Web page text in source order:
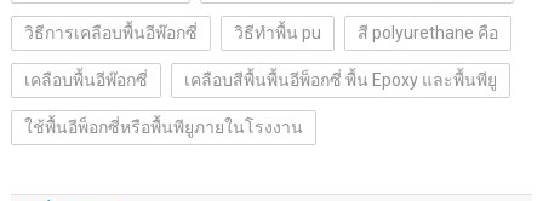
วิธีการเคลือบพื้นอีพ๊อกซี่ วิธีทำพื้น pu สี polyurethane คือ
เคลือบพื้นอีพ๊อกซี่ เคลือบสีพื้นพื้นอีพ็อกซี่ พื้น Epoxy และพื้นพียู
ใช้พื้นอีพ็อกซี่หรือพื้นพียูภายในโรงงาน